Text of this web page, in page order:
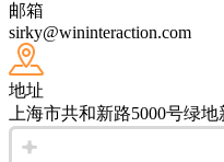
邮箱
sirky@wininteraction.com
地址
上海市共和新路5000号绿